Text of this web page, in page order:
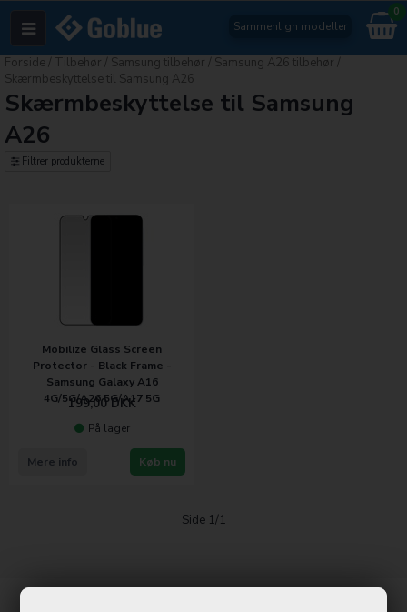
Sammenlign modeller
0
Forside Tilbehør Samsung tilbehør Samsung A26 tilbehør
Skærmbeskyttelse til Samsung A26
Skærmbeskyttelse til Samsung
A26
Filtrer produkterne
Mobilize Glass Screen
Protector - Black Frame -
Samsung Galaxy A16
4G/5G/A26 5G/A17 5G
199,00DKK
På lager
Køb nu
Mere info
Side 1/1